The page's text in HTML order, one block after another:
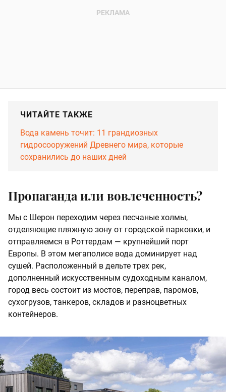
ЧИТАЙТЕ ТАКЖЕ
Вода камень точит: 11 грандиозных
гидросооружений Древнего мира, которые
сохранились до наших дней
Пропаганда или вовлеченность?
Мы с Шерон переходим через песчаные холмы,
отделяющие пляжную зону от городской парковки, и
отправляемся в Роттердам — крупнейший порт
Европы. В этом мегаполисе вода доминирует над
сушей. Расположенный в дельте трех рек,
дополненный искусственным судоходным каналом,
город весь состоит из мостов, переправ, паромов,
сухогрузов, танкеров, складов и разноцветных
контейнеров.